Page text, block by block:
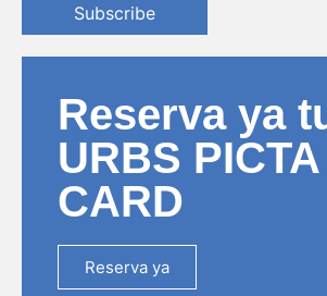
Subscribe
Reserva ya
URBS PICTA
CARD
Reserva ya